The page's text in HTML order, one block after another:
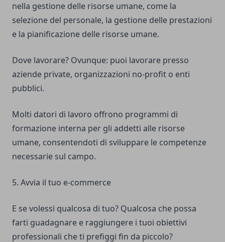
nella gestione delle risorse umane, come la
selezione del personale, la gestione delle prestazioni
e la pianificazione delle risorse umane.
Dove lavorare? Ovunque: puoi lavorare presso
aziende private, organizzazioni no-profit o enti
pubblici.
Molti datori di lavoro offrono programmi di
formazione interna per gli addetti alle risorse
umane, consentendoti di sviluppare le competenze
necessarie sul campo.
5. Avvia il tuo e-commerce
E se volessi qualcosa di tuo? Qualcosa che possa
farti guadagnare e raggiungere i tuoi obiettivi
professionali che ti prefiggi fin da piccolo?